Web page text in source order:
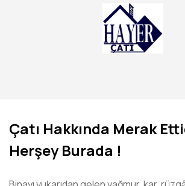
Çatı Hakkında Merak
Herşey Burada !